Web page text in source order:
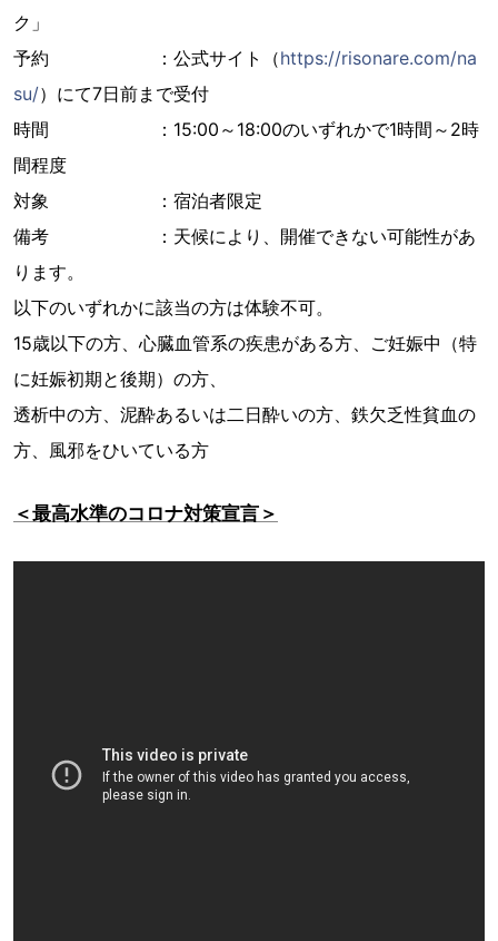
ク」
予約 ：公式サイト（https://risonare.com/na
su/）にて7日前まで受付
時間 ：15:00～18:00のいずれかで1時間～2時
間程度
対象 ：宿泊者限定
備考 ：天候により、開催できない可能性があ
ります。
以下のいずれかに該当の方は体験不可。
15歳以下の方、心臓血管系の疾患がある方、ご妊娠中（特
に妊娠初期と後期）の方、
透析中の方、泥酔あるいは二日酔いの方、鉄欠乏性貧血の
方、風邪をひいている方
＜最高水準のコロナ対策宣言＞